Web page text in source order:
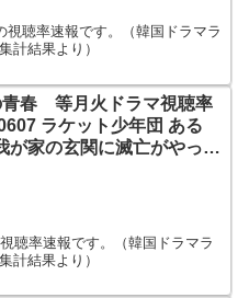
視聴率速報です。（韓国ドラマラ
計結果より）
青春 等月火ドラマ視聴率
ラケット少年団 ある
が家の玄関に滅亡がやって
聴率速報です。（韓国ドラマラ
計結果より）